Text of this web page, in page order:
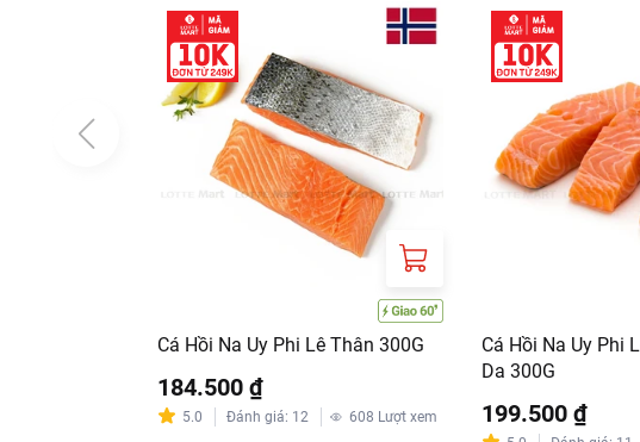
Cá Hồi Na Uy Phi Lê Thân 300G
184.500 ₫
5.0 Đánh giá: 12 608 Lượt xem
Cá Hồi Na Uy Phi
Da 300G
199.500 ₫